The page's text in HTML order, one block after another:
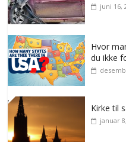
juni 16,
Hvor
du ikke
Kirke til
januar